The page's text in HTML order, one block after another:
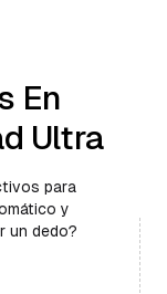
En
Ultra
para
y
un dedo?